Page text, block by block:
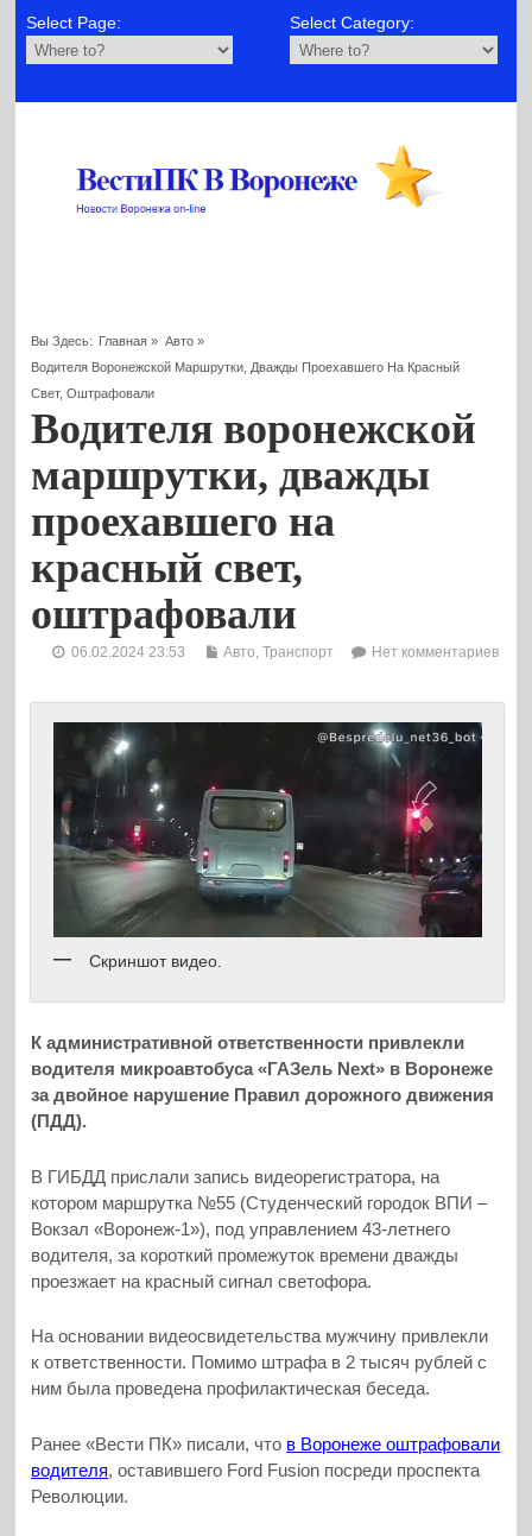
Select Page: Select Category:
Вы Здесь: Главная » Авто»
Водителя Воронежской Маршрутки, Дважды Проехавшего На Красный
Свет, Оштрафовали
Водителя воронежской
маршрутки, дважды
проехавшего на
красный свет,
оштрафовали
06.02.2024 23:53 Авто ,Транспорт Нет комментариев
Скриншот видео.
К административной ответственности привлекли
водителя микроавтобуса «ГАЗель Next» в Воронеже
за двойное нарушение Правил дорожного движения
(ПДД).
В ГИБДД прислали запись видеорегистратора, на
котором маршрутка №55 (Студенческий городок ВПИ –
Вокзал «Воронеж-1»), под управлением 43-летнего
водителя, за короткий промежуток времени дважды
проезжает на красный сигнал светофора.
На основании видеосвидетельства мужчину привлекли
к ответственности. Помимо штрафа в 2 тысяч рублей с
ним была проведена профилактическая беседа.
Ранее «Вести ПК» писали, что в Воронеже оштрафовали
водителя, оставившего Ford Fusion посреди проспекта
Революции.